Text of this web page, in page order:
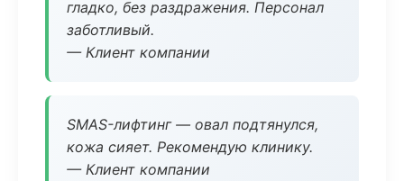
гладко, без раздражения. Персонал
заботливый.
— Клиент компании
SMAS-лифтинг — овал подтянулся,
кожа сияет. Рекомендую клинику.
— Клиент компании